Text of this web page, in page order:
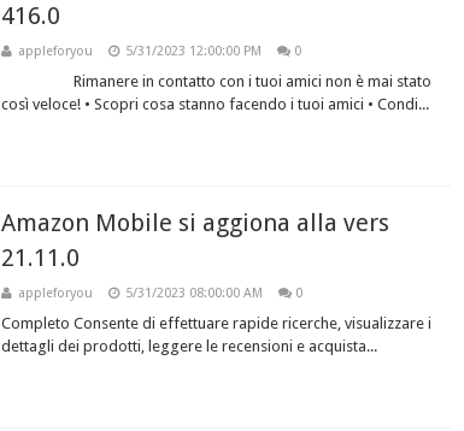
416.0
appleforyou 5/31/2023 12:00:00 PM 0
Rimanere in contatto con i tuoi amici non è mai stato
così veloce! • Scopri cosa stanno facendo i tuoi amici • Condi...
Amazon Mobile si aggiona alla vers
21.11.0
appleforyou 5/31/2023 08:00:00 AM 0
Completo Consente di effettuare rapide ricerche, visualizzare i
dettagli dei prodotti, leggere le recensioni e acquista...